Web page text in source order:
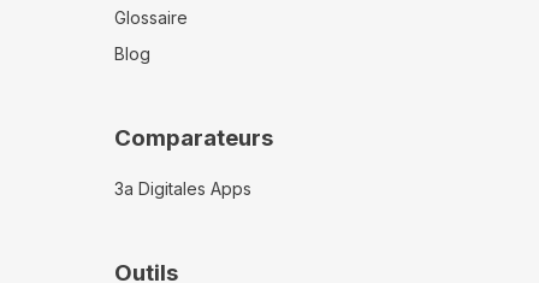
Glossaire
Blog
Comparateurs
3a Digitales Apps
Outils